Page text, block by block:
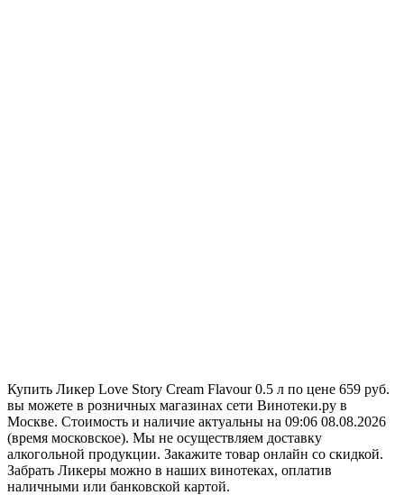
Купить Ликер Love Story Cream Flavour 0.5 л по цене 659 руб.
вы можете в розничных магазинах сети Винотеки.ру в
Москве. Стоимость и наличие актуальны на 09:06 08.08.2026
(время московское). Мы не осуществляем доставку
алкогольной продукции. Закажите товар онлайн со скидкой.
Забрать Ликеры можно в наших винотеках, оплатив
наличными или банковской картой.